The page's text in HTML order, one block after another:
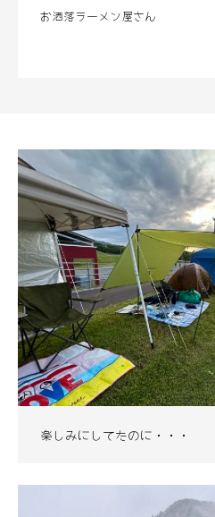
お洒落ラーメン屋さん
楽しみにしてたのに・・・